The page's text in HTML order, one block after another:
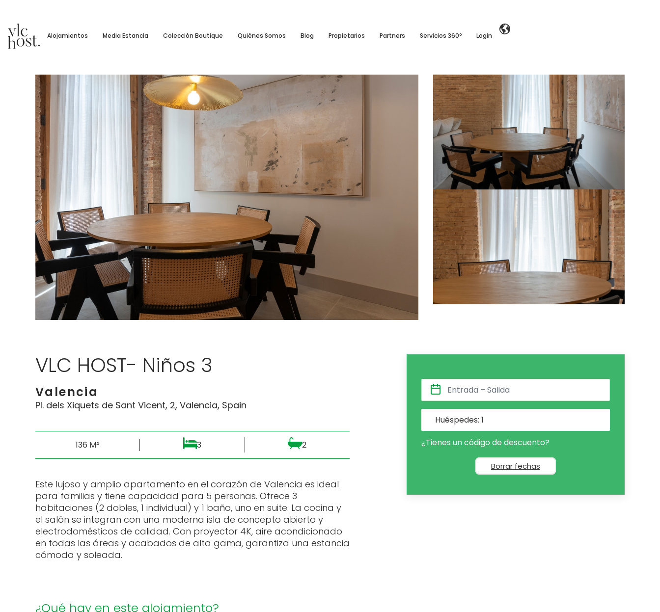
Alojamientos Media Estancia Colección Boutique Quiénes Somos Blog Propietarios Partners Servicios 360º Login
VLC HOST- Niños 3
Valencia
Pl. dels Xiquets de Sant Vicent, 2, Valencia, Spain
136 M² 3 2
Este lujoso y amplio apartamento en el corazón de Valencia es ideal
para familias y tiene capacidad para 5 personas. Ofrece 3
habitaciones (2 dobles, 1 individual) y 1 baño, uno en suite. La cocina y
el salón se integran con una moderna isla de concepto abierto y
electrodomésticos de calidad. Con proyector 4K, aire acondicionado
en todas las áreas y acabados de alta gama, garantiza una estancia
cómoda y soleada.
¿Qué hay en este alojamiento?
Huéspedes: 1
¿Tienes un código de descuento?
Borrar fechas